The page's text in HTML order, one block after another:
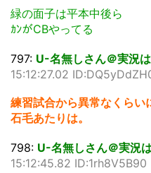
緑の面子は平本中後ら
ｶﾝがCBやってる
797: U-名無しさん＠実況
15:12:27.02
練習試合から異常なくらい
石毛あたりは。
798: U-名無しさん＠実況
15:12:45.82 ID:1rh8V5B90